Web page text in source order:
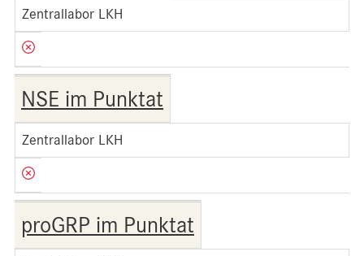
Zentrallabor LKH
NSE im Punktat
Zentrallabor LKH
proGRP im Punktat